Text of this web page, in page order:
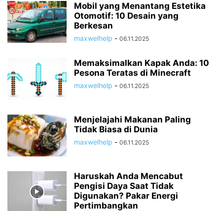
Mobil yang Menantang Estetika
Otomotif: 10 Desain yang
Berkesan
maxwelhelp - 06.11.2025
Memaksimalkan Kapak Anda: 10
Pesona Teratas di Minecraft
maxwelhelp - 06.11.2025
Menjelajahi Makanan Paling
Tidak Biasa di Dunia
maxwelhelp - 06.11.2025
Haruskah Anda Mencabut
Pengisi Daya Saat Tidak
Digunakan? Pakar Energi
Pertimbangkan